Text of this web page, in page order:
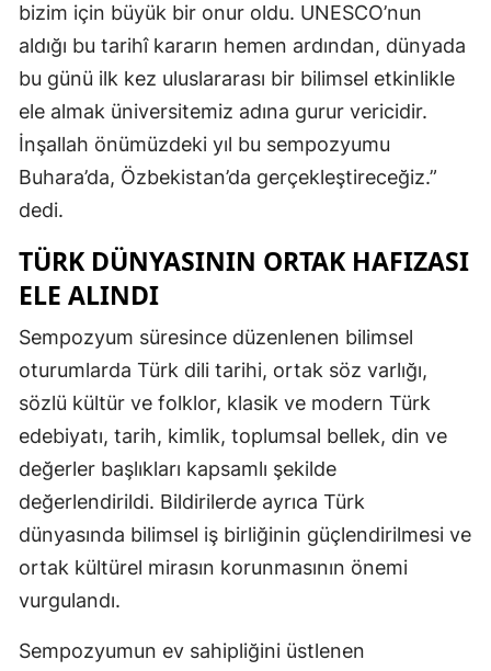
Karaman
Kırıkkale
Batman
Şırnak
Bartın
Yalova
Karabük
Kilis
Düzce
bizim için büyük bir onur oldu. UNESCO’nun
aldığı bu tarihî kararın hemen ardından, dünyada
bu günü ilk kez uluslararası bir bilimsel etkinlikle
ele almak üniversitemiz adına gurur vericidir.
İnşallah önümüzdeki yıl bu sempozyumu
Buhara’da, Özbekistan’da gerçekleştireceğiz.”
dedi.
TÜRK DÜNYASININ ORTAK HAFIZASI
ELE ALINDI
Sempozyum süresince düzenlenen bilimsel
oturumlarda Türk dili tarihi, ortak söz varlığı,
sözlü kültür ve folklor, klasik ve modern Türk
edebiyatı, tarih, kimlik, toplumsal bellek, din ve
değerler başlıkları kapsamlı şekilde
değerlendirildi. Bildirilerde ayrıca Türk
dünyasında bilimsel iş birliğinin güçlendirilmesi ve
ortak kültürel mirasın korunmasının önemi
vurgulandı.
Sempozyumun ev sahipliğini üstlenen